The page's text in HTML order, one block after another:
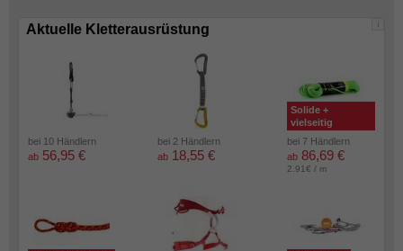
i
Aktuelle Kletterausrüstung
bei 10 Händlern
ab 56,95 €
bei 2 Händlern
ab 18,55 €
Solide +
vielseitig
bei 7 Händlern
ab 86,69 €
2.91€ / m